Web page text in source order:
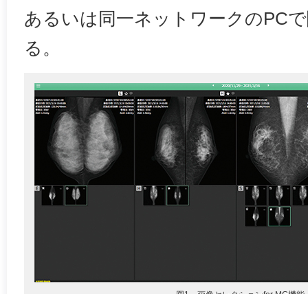
あるいは同一ネットワークのPC
る。